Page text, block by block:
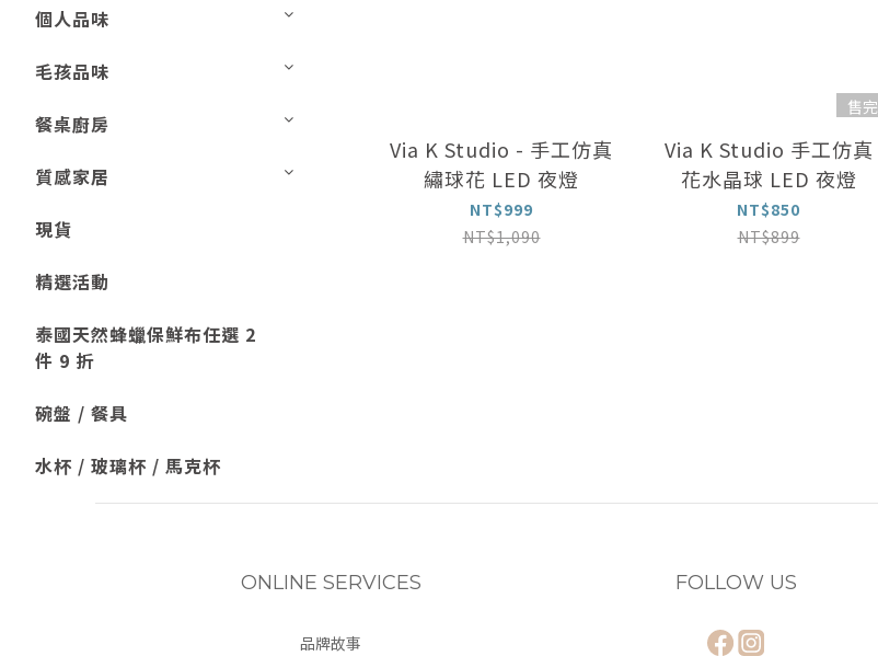
個人品味
毛孩品味
餐桌廚房
質感家居
現貨
精選活動
泰國天然蜂蠟保鮮布任選 2
件 9 折
碗盤 / 餐具
水杯 / 玻璃杯 / 馬克杯
Via K Studio - 手工仿真
繡球花 LED 夜燈
NT$999
NT$1,090
售完
Via K Studio 手工仿真
花水晶球 LED 夜燈
NT$850
NT$899
ONLINE SERVICES
品牌故事
FOLLOW US